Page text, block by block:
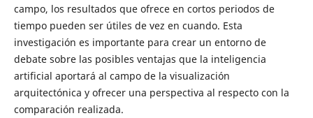
campo, los resultados que ofrece en cortos periodos de
tiempo pueden ser útiles de vez en cuando. Esta
investigación es importante para crear un entorno de
debate sobre las posibles ventajas que la inteligencia
artificial aportará al campo de la visualización
arquitectónica y ofrecer una perspectiva al respecto con la
comparación realizada.